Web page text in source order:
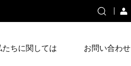
たちに関しては お問い合わせ